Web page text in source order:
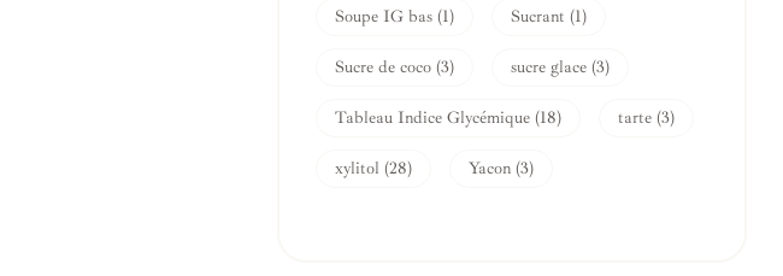
Soupe IG bas (1) Sucrant (1)
Sucre de coco (3) sucre glace (3)
Tableau Indice Glycémique (18) tarte (3)
xylitol (28) Yacon (3)